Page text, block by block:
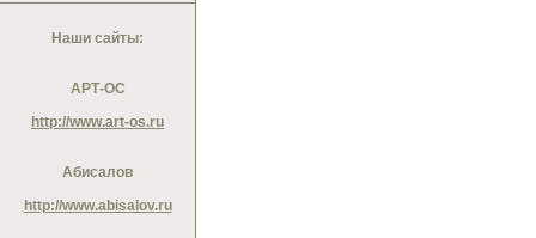
Наши сайты:
АРТ-ОС
http://www.art-os.ru
Абисалов
http://www.abisalov.ru